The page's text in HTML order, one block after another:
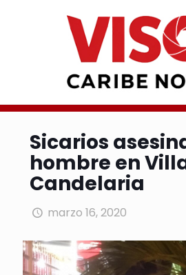
Sicarios
hombre en
Candelaria
marzo 16, 2020